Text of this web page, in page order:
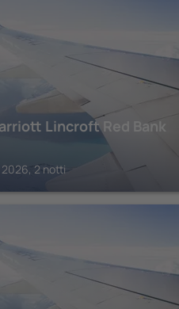
Lincroft Red Bank
2 notti